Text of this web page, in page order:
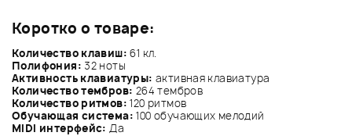
Коротко о товаре:
Количество клавиш: 61 кл.
Полифония: 32 ноты
Активность клавиатуры: активная клавиатура
Количество тембров: 264 тембров
Количество ритмов: 120 ритмов
Обучающая система: 100 обучающих мелодий
MIDI интерфейс: Да